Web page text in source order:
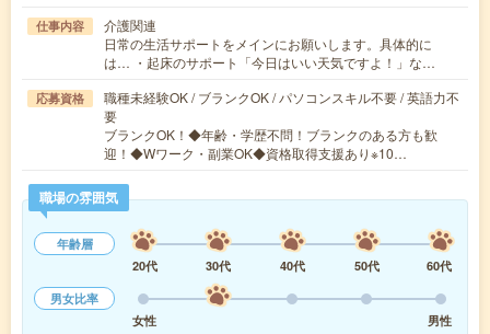
仕事内容
介護関連
日常の生活サポートをメインにお願いします。具体的に
は… ・起床のサポート「今日はいい天気ですよ！」な…
応募資格
職種未経験OK / ブランクOK / パソコンスキル不要 / 英語力不
要
ブランクOK！◆年齢・学歴不問！ブランクのある方も歓
迎！◆Wワーク・副業OK◆資格取得支援あり※10…
職場の雰囲気
年齢層
20代
30代 40代 50代
60代
男女比率
女性
男性